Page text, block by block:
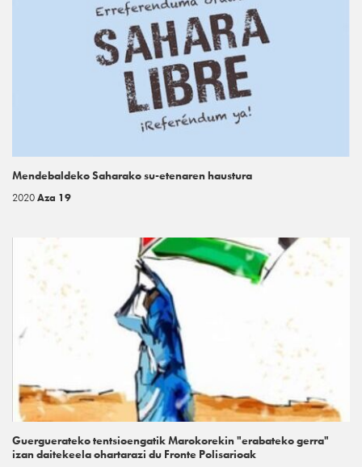
Mendebaldeko Saharako su-etenaren haustura
2020Aza 19
Guerguerateko tentsioengatik Marokorekin "erabateko gerra"
izan daitekeela ohartarazi du Fronte Polisarioak